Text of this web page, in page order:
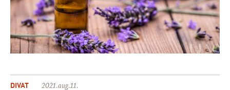
DIVAT 2021.aug.11.